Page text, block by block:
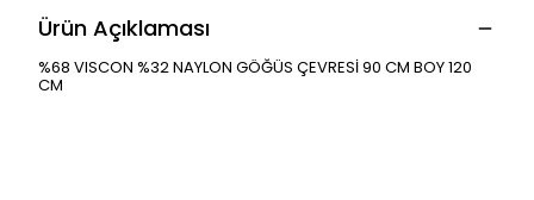
Ürün Açıklaması
%68 VISCON %32 NAYLON GÖĞÜS ÇEVRESİ 90 CM BOY 120
CM